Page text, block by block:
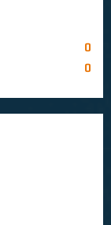
0
0